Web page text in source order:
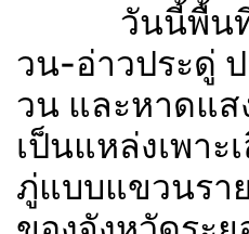
วันนี้พื้นที่บ
วน-อ่าวประดู่
วน และหาดแส
เป็นแหล่งเพาะ
ภู่แบบแขวนร